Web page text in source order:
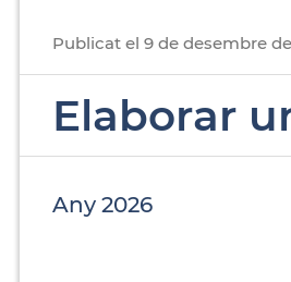
Publicat el 9 de desembre de
Elaborar
Any 2026